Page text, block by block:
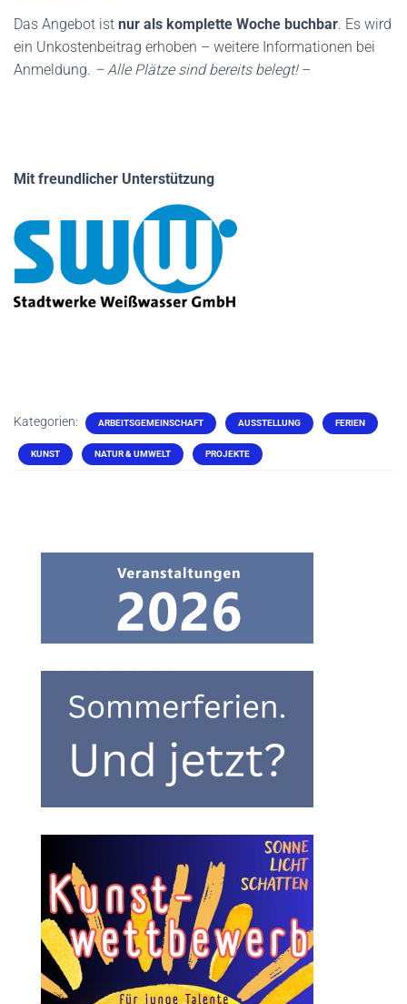
Das Angebot ist nur als komplette Woche buchbar. Es wird
ein Unkostenbeitrag erhoben – weitere Informationen bei
Anmeldung. – Alle Plätze sind bereits belegt!–
Mit freundlicher Unterstützung
Kategorien: ARBEITSGEMEINSCHAFT AUSSTELLUNG FERIEN
KUNST NATUR & UMWELT PROJEKTE